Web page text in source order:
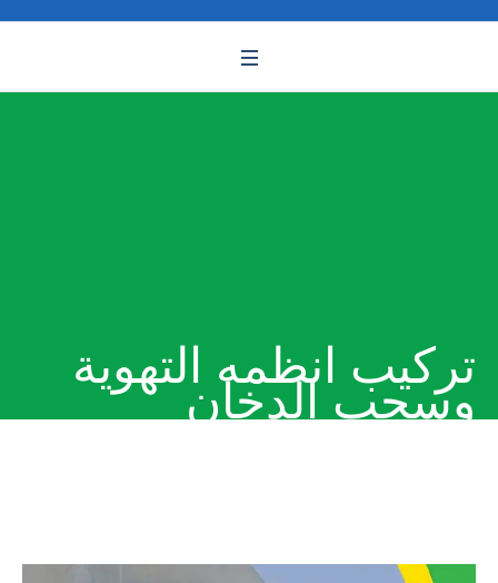
تركيب انظمه التهوية
وسحب الدخان